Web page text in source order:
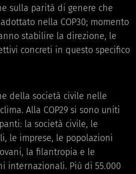
sulla parità di genere che
nella COP30; momento
stabilire la direzione, le
concreti in questo specifico
della società civile nelle
Alla COP29 si sono uniti
la società civile, le
le imprese, le popolazioni
la filantropia e le
internazionali. Più di 55.000